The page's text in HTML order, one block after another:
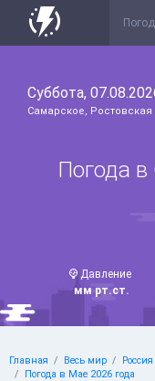
Суббота,
Самарское,
Погода
Давление
мм рт.ст.
Главная Весь мир Россия
Погода в Мае 2026 года